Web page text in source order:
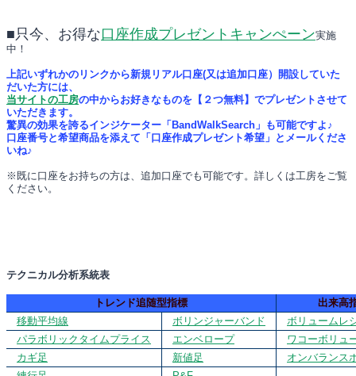
■只今、お得な口座作成プレゼントキャンぺーン実施
中！
上記いずれかのリンクから新規リアル口座(又は追加口座）開設していた
だいた方には、
当サイトの工房の中からお好きなものを【２つ無料】でプレゼントさせて
いただきます。
驚異の効果を誇るインジケーター「BandWalkSearch」も可能ですよ♪
口座番号と希望商品を添えて「口座作成プレゼント希望」とメールくださ
いね♪
※既に口座をお持ちの方は、追加口座でも可能です。詳しくは工房をご覧
ください。
テクニカル分析系統表
トレンド追随型指標
出来高
移動平均線
ボリンジャーバンド
ボリュームレ
パラボリックタイムプライス
エンベロープ
ワコーボリュ
カギ足
新値足
オンバランス